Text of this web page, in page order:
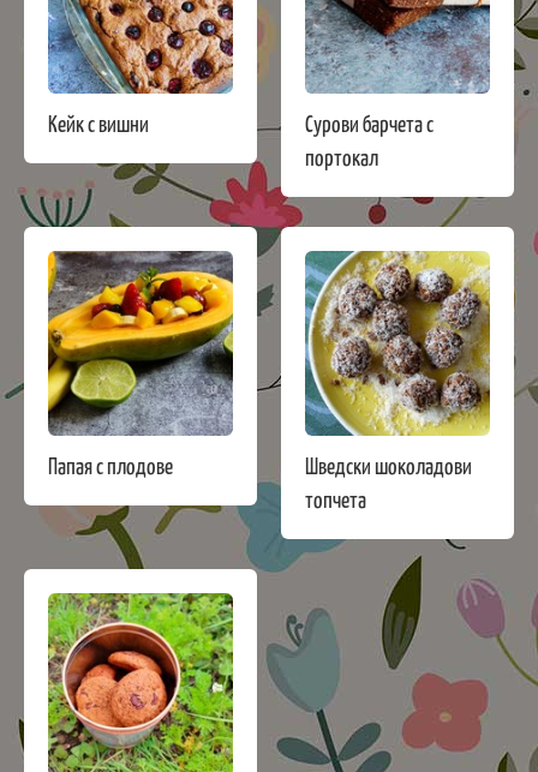
Кейк с вишни
Сурови барчета с
портокал
Папая с плодове
Шведски шоколадови
топчета